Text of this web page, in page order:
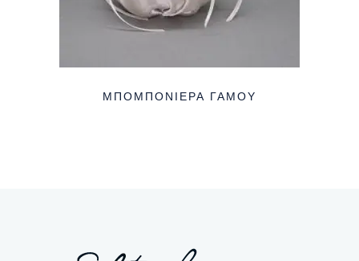
ΜΠΟΜΠΟΝΙΈΡΑ ΓΆΜΟΥ